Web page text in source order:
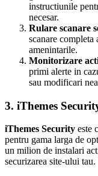
instructiunile
necesar.
Rulare scanare
scanare
amenintarile.
Monitorizare
primi alerte in
sau modificari
3. iThemes
iThemes Security este
pentru gama larga de
un milion de instalari
securizarea site-ului tau.